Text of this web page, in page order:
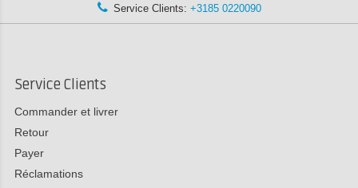
Service Clients: +3185 0220090
Service Clients
Commander et livrer
Retour
Payer
Réclamations